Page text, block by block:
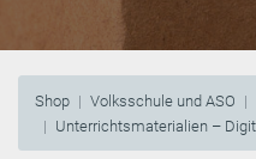
Shop Volksschule und ASO
Unterrichtsmaterialien –